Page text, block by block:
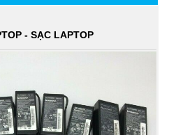
- SẠC LAPTOP